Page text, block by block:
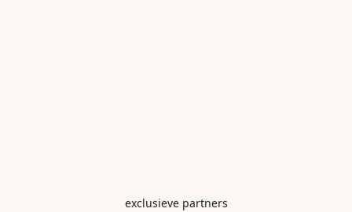
exclusieve partners